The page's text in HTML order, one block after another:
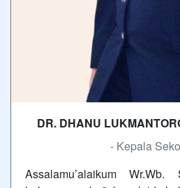
DR. DHANU
- Kepala
Assalamu’alaikum